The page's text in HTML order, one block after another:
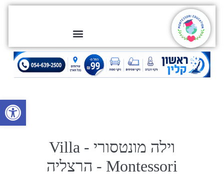
וילה מונטסורי - Villa
Montessori - הרצליה
פתח